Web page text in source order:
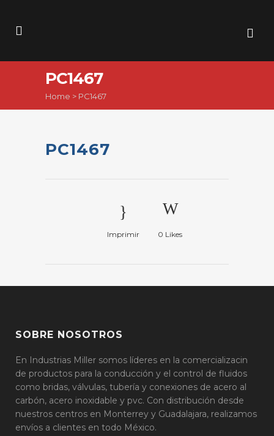
PC1467
Home > PC1467
PC1467
Imprimir 0 Likes
SOBRE NOSOTROS
En Industrias Miller somos líderes en la comercializacin
de productos para la conducción y el control de fluidos
como bridas, válvulas, tubería y conexiones de acero al
carbón, acero inoxidable y pvc. Con distribución desde
nuestros centros en Monterrey y Guadalajara, realizamos
envíos a clientes en todo México.